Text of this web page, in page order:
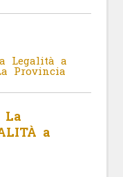
Legalità a
Provincia
La
a